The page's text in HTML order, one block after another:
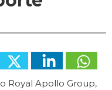
Royal Apollo Group,